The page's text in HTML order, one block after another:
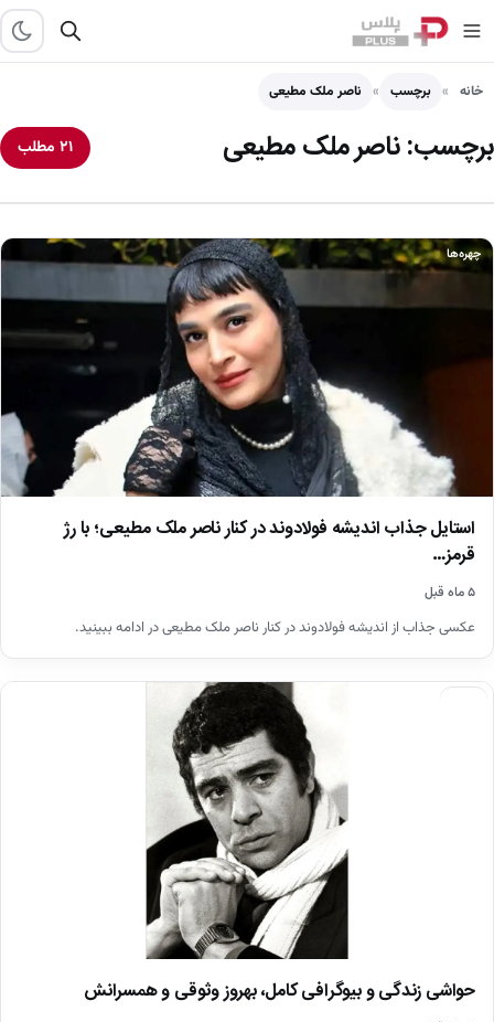
خانه برچسب ناصر ملک مطیعی
برچسب:ناصر ملک مطیعی ۲۱ مطلب
چهره‌ها
استایل جذاب اندیشه فولادوند در کنار ناصر ملک‌ مطیعی؛ با رژ
قرمز…
۵ ماه قبل
عکسی جذاب از اندیشه فولادوند در کنار ناصر ملک‌ مطیعی در ادامه ببینید.
حواشی زندگی و بیوگرافی کامل، بهروز وثوقی و همسرانش